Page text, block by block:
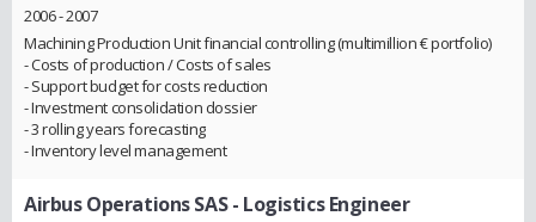
2006 - 2007
Machining Production Unit financial controlling (multimillion € portfolio)
- Costs of production / Costs of sales
- Support budget for costs reduction
- Investment consolidation dossier
- 3 rolling years forecasting
- Inventory level management
Airbus Operations SAS- Logistics Engineer